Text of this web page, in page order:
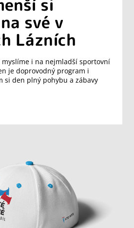
si
své v
Lázních
myslíme i na nejmladší sportovní
je doprovodný program i
si den plný pohybu a zábavy